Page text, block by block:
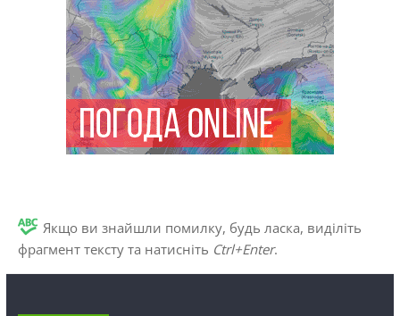
Якщо ви знайшли помилку, будь ласка, виділіть
фрагмент тексту та натисніть Ctrl+Enter.